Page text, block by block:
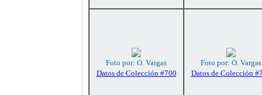
Foto por: O. Vargas
Datos de Colección #700
Foto por: O. Vargas
Datos de Colección